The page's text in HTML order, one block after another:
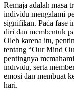
Remaja adalah masa
individu mengalami
signifikan. Pada fase
diri dan membentuk
Oleh karena itu,
tentang “Our Mind
pentingnya
individu, serta
emosi dan membuat
hari.